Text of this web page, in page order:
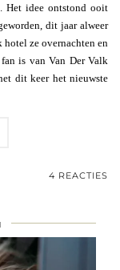
Het idee ontstond ooit
dit jaar alweer
ze overnachten en
is van Van Der Valk
dit keer het nieuwste
4 REACTIES